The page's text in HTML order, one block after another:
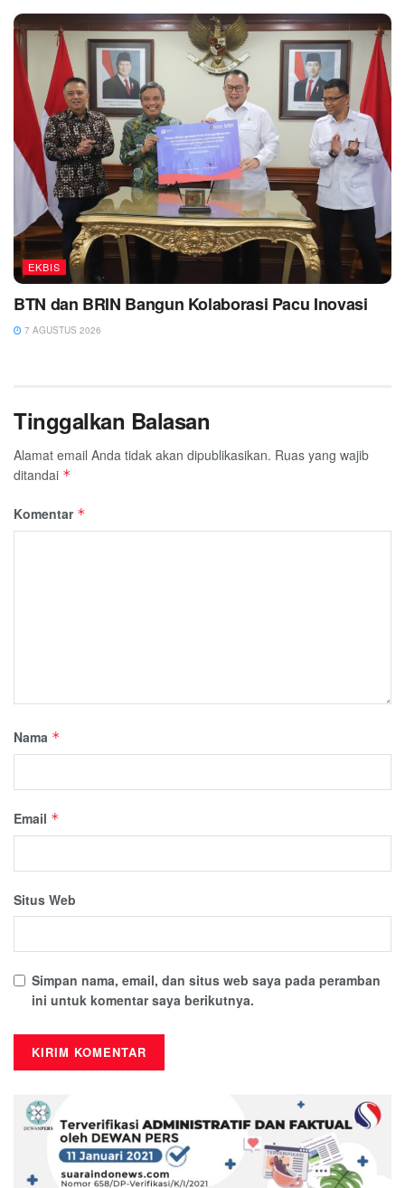
EKBIS
BTN dan BRIN Bangun Kolaborasi Pacu Inovasi
7 AGUSTUS 2026
Tinggalkan Balasan
Alamat email Anda tidak akan dipublikasikan. Ruas yang wajib
ditandai *
Komentar *
Nama *
Email *
Situs Web
Simpan nama, email, dan situs web saya pada peramban
ini untuk komentar saya berikutnya.